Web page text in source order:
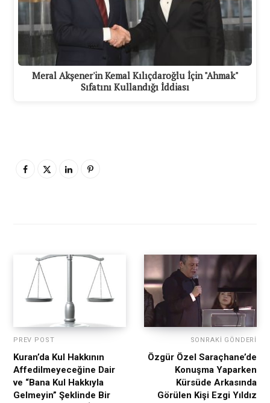
Meral Akşener'in Kemal Kılıçdaroğlu İçin "Ahmak"
Sıfatını Kullandığı İddiası
PREV POST
Kuran’da Kul Hakkının
Affedilmeyeceğine Dair
ve “Bana Kul Hakkıyla
Gelmeyin” Şeklinde Bir
SONRAKI GÖNDERI
Özgür Özel Saraçhane’de
Konuşma Yaparken
Kürsüde Arkasında
Görülen Kişi Ezgi Yıldız